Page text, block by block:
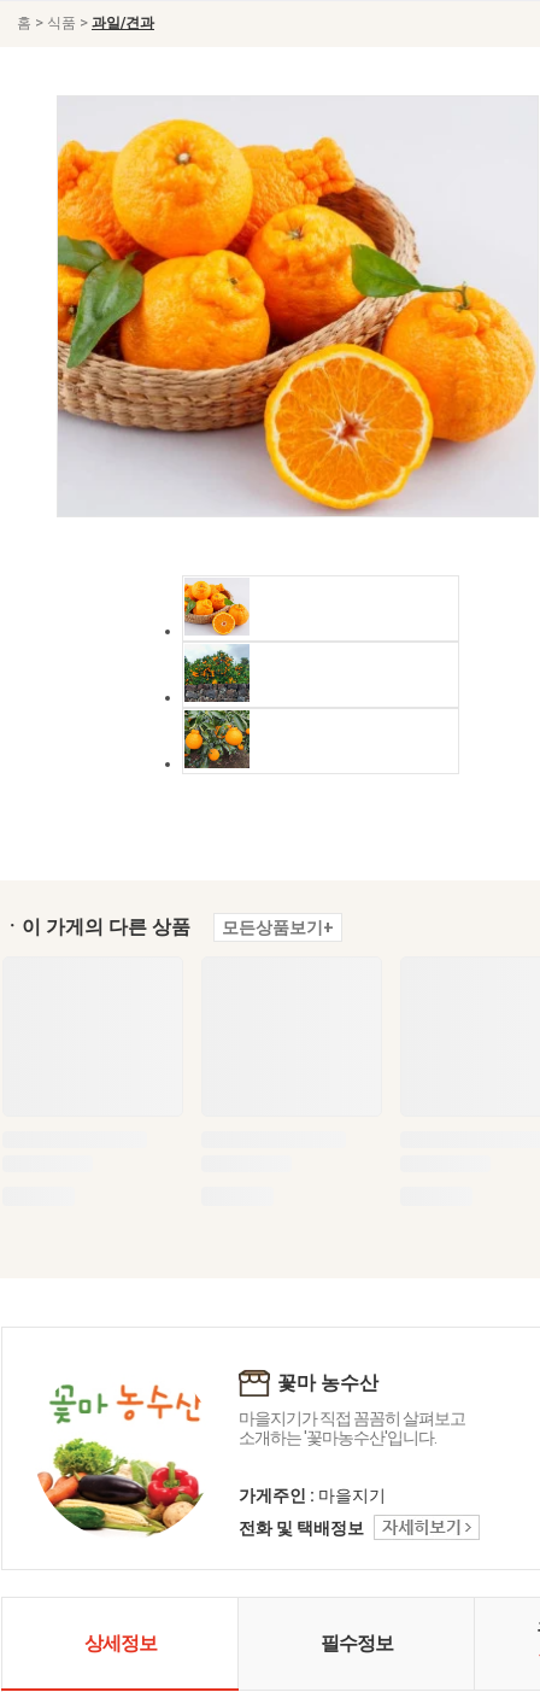
홈 > 식품 > 과일/견과
ㆍ이 가게의 다른 상품 모든상품보기+
꽃마 농수산
마을지기가 직접 꼼꼼히 살펴보고
소개하는 '꽃마농수산'입니다.
가게주인 : 마을지기
전화 및 택배정보
상세정보 필수정보